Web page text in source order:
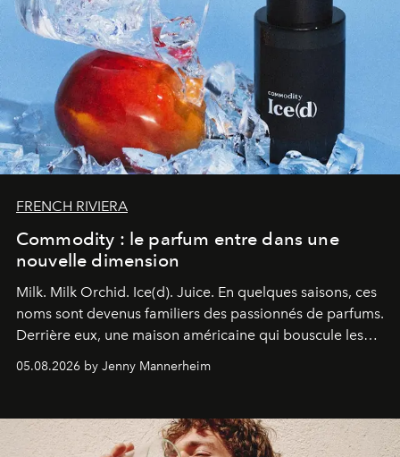
FRENCH RIVIERA
Commodity : le parfum entre dans une
nouvelle dimension
Milk. Milk Orchid. Ice(d). Juice. En quelques saisons, ces
noms sont devenus familiers des passionnés de parfums.
Derrière eux, une maison américaine qui bouscule les
codes de la parfumerie contemporaine en proposant
une approche aussi intuitive que personnelle :
05.08.2026 by Jenny Mannerheim